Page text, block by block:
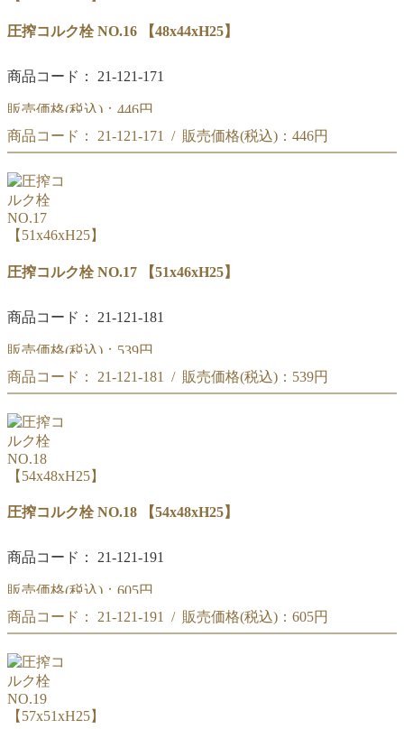
圧搾コルク栓 NO.16 【48x44xH25】
商品コード： 21-121-171
販売価格(税込)： 446円
圧搾コルク栓 NO.16
商品コード： 21-121-171 / 販売価格(税込)： 446円
圧搾コルク栓 NO.16
【48x44xH25】
圧搾コルク栓 NO.17 【51x46xH25】
商品コード： 21-121-181
販売価格(税込)： 539円
圧搾コルク栓 NO.17
商品コード： 21-121-181 / 販売価格(税込)： 539円
圧搾コルク栓 NO.17
【51x46xH25】
圧搾コルク栓 NO.18 【54x48xH25】
商品コード： 21-121-191
販売価格(税込)： 605円
圧搾コルク栓 NO.18
商品コード： 21-121-191 / 販売価格(税込)： 605円
圧搾コルク栓 NO.18
【54x48xH25】